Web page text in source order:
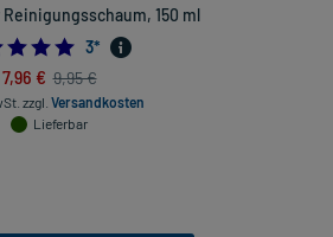
150 ml
5.0
3*
7,96 € 9,95 €
zzgl. Versandkosten
Lieferbar